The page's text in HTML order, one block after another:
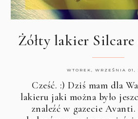
Żółty lakier
WTOREK, WRZEŚNIA 01,
Cześć. :) Dziś mam dla
lakieru jaki można było
znaleźć w gazecie